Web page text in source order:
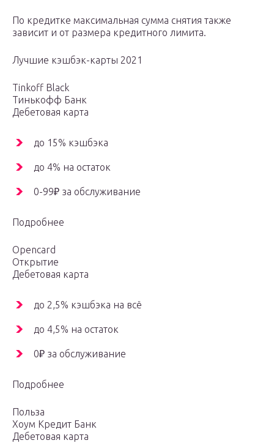
По кредитке максимальная сумма снятия также
зависит и от размера кредитного лимита.
Лучшие кэшбэк-карты 2021
Tinkoff Black
Тинькофф Банк
Дебетовая карта
до 15% кэшбэка
до 4% на остаток
0-99₽ за обслуживание
Подробнее
Opencard
Открытие
Дебетовая карта
до 2,5% кэшбэка на всё
до 4,5% на остаток
0₽ за обслуживание
Подробнее
Польза
Хоум Кредит Банк
Дебетовая карта